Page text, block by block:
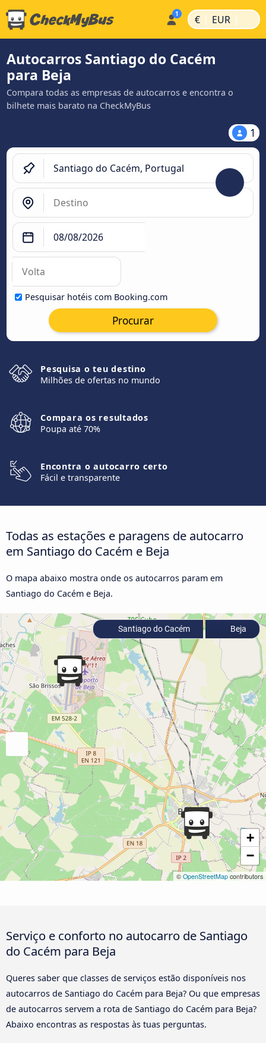
€ | EUR |
Autocarros Santiago do Cacém
para Beja
Compara todas as empresas de autocarros e encontra o
bilhete mais barato na CheckMyBus
1
Pesquisar hotéis com Booking.com
Procurar
Pesquisa o teu destino
Milhões de ofertas no mundo
Compara os resultados
Poupa até 70%
Encontra o autocarro certo
Fácil e transparente
Todas as estações e paragens de autocarro
em Santiago do Cacém e Beja
O mapa abaixo mostra onde os autocarros param em
Santiago do Cacém e Beja.
+
−
© OpenStreetMap contributors
Santiago do Cacém Beja
Serviço e conforto no autocarro de Santiago
do Cacém para Beja
Queres saber que classes de serviços estão disponíveis nos
autocarros de Santiago do Cacém para Beja? Ou que empresas
de autocarros servem a rota de Santiago do Cacém para Beja?
Abaixo encontras as respostas às tuas perguntas.